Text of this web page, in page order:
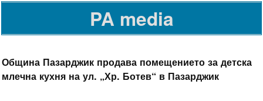
PA media
Община Пазарджик продава помещението за детска
млечна кухня на ул. „Хр. Ботев“ в Пазарджик